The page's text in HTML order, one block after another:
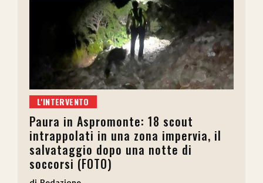
L'INTERVENTO
Paura in Aspromonte: 18 scout
intrappolati in una zona impervia, il
salvataggio dopo una notte di
soccorsi (FOTO)